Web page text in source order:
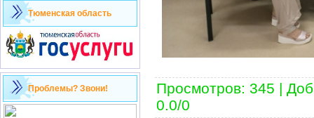
Тюменская область
Проблемы? Звони! Просмотров: 345 |
0.0/0